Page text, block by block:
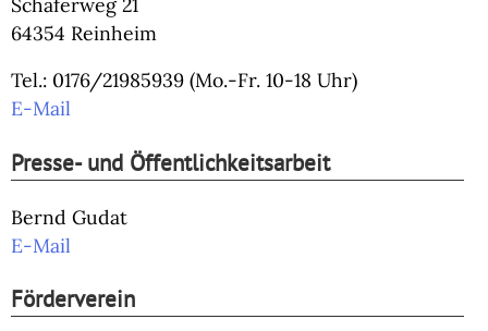
64354 Reinheim
Tel.: 0176/21985939 (Mo.-Fr. 10-18 Uhr)
E-Mail
Presse- und Öffentlichkeitsarbeit
Bernd Gudat
E-Mail
Förderverein